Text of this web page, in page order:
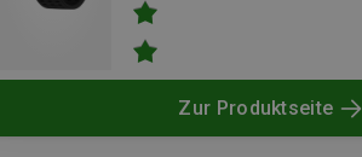
Zur Produktseite